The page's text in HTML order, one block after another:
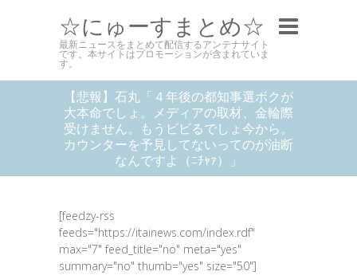
☆にゅーすまとめ☆
最新ニュースをまとめて配信するアンテナサイト
です。本サイトはプロモーションが含まれていま
す。
【悲報】石丸「４年後の都知事選ボクが
大本命でしょ。メディアの取材、金輪際
受けません。もうビビるでしょ今から。
カウンターを予見してないってのが油断
なんですよ（ﾆﾁｬｧ）」
[feedzy-rss
feeds="https://itainews.com/index.rdf"
max="7" feed_title="no" meta="yes"
summary="no" thumb="yes" size="50"]